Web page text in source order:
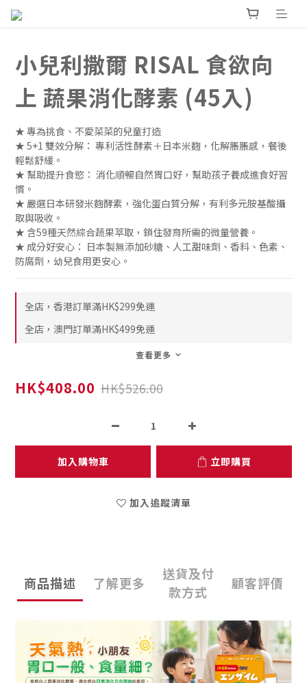
小兒利撒爾 RISAL 食欲向
上 蔬果消化酵素 (45入)
★ 專為挑食、不愛菜菜的兒童打造
★ 5+1 雙效分解： 專利活性酵素＋日本米麴，化解脹脹感，餐後
輕鬆舒緩。
★ 幫助提升食慾： 消化順暢自然胃口好，幫助孩子養成進食好習
慣。
★ 嚴選日本研發米麴酵素，強化蛋白質分解，有利多元胺基酸攝
取與吸收。
★ 含59種天然綜合蔬果萃取，鎖住發育所需的微量營養。
★ 成分好安心： 日本製無添加砂糖、人工甜味劑、香料、色素、
防腐劑，幼兒食用更安心。
全店，香港訂單滿HK$299免運
全店，澳門訂單滿HK$499免運
查看更多
HK$408.00 HK$526.00
加入購物車 立即購買
加入追蹤清單
商品描述 了解更多
送貨及付
款方式
顧客評價